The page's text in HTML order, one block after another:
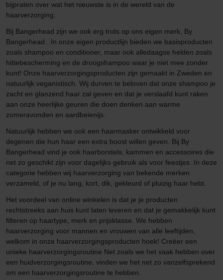
bijpraten over wat het nieuwste is in de wereld van de
haarverzorging.
Bij Bangerhead zijn we ook erg trots op ons eigen merk, By
Bangerhead . In onze eigen productlijn bieden we basisproducten
zoals shampoo en conditioner, maar ook alledaagse helden zoals
hittebescherming en de droogshampoo waar je niet mee zonder
kunt! Onze haarverzorgingsproducten zijn gemaakt in Zweden en
natuurlijk veganistisch. Wij durven te beloven dat onze shampoo je
zacht en glanzend haar zal geven en dat je verslaafd kunt raken
aan onze heerlijke geuren die doen denken aan warme
zomeravonden en aardbeienijs.
Natuurlijk hebben we ook een haarmasker ontwikkeld voor
degenen die hun haar een extra boost willen geven. Bij By
Bangerhead vind je ook haarborstels, kammen en accessoires die
net zo geschikt zijn voor dagelijks gebruik als voor feestjes. In deze
categorie hebben wij haarverzorging van bekende merken
verzameld, of je nu lang, kort, dik, gekleurd of pluizig haar hebt.
Het voordeel van online winkelen is dat je je producten
rechtstreeks aan huis kunt laten leveren en dat je gemakkelijk kunt
filteren op haartype, merk en prijsklasse. We hebben
haarverzorging voor mannen en vrouwen van alle leeftijden,
welkom in onze haarverzorgingsproducten hoek! Creëer een
unieke haarverzorgingsroutine Net zoals we het vaak hebben over
een huidverzorgingsroutine, vinden we het net zo vanzelfsprekend
om een haarverzorgingsroutine te hebben.